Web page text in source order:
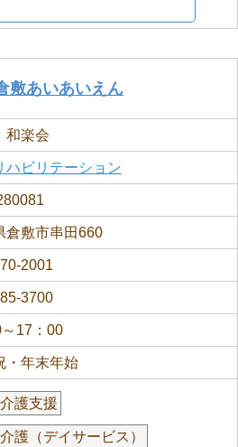
敷あいあいえん
和楽会
ハビリテーション
倉敷市串田660
2001
3700
17：00
・年末年始
護支援
護（デイサービス）